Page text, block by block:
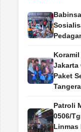
Jakarta
Paket
Patroli
0506/
Linmas